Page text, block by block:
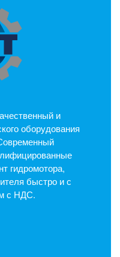
и
оборудования
гидромотора,
быстро и с
с НДС.